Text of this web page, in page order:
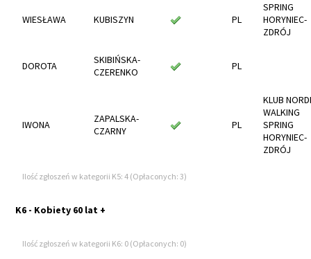
WIESŁAWA KUBISZYN PL
SPRING
HORYNIEC-
ZDRÓJ
DOROTA
SKIBIŃSKA-
CZERENKO
PL
IWONA
ZAPALSKA-
CZARNY
PL
KLUB
WALKING
SPRING
HORYNIEC-
ZDRÓJ
Ilość zgłoszeń w kategorii K5: 4 (Opłaconych: 3)
K6 - Kobiety 60 lat +
Ilość zgłoszeń w kategorii K6: 0 (Opłaconych: 0)